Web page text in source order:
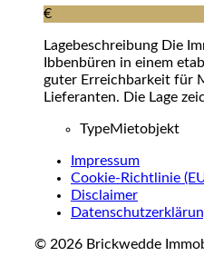
€
Lagebeschreibung Die
Ibbenbüren in einem
guter Erreichbarkeit für
Lieferanten. Die Lage
TypeMietobjekt
Impressum
Cookie-Richtlinie
Disclaimer
© 2026 Brickwedde